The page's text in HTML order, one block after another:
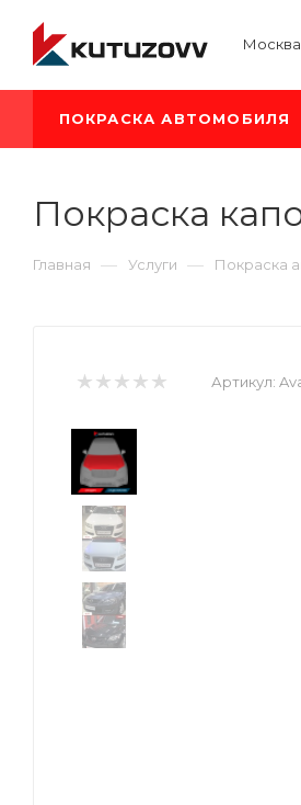
Москва
ПОКРАСКА АВТОМОБИЛЯ
Покраска
Главная — Услуги — Покраска
Артикул: